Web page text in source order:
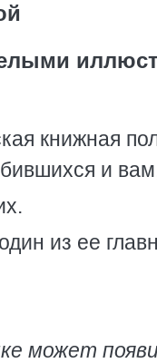
книжная
и
из ее
может